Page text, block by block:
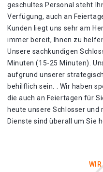
geschultes Personal steht
Verfügung, auch an
Kunden liegt uns sehr am
immer bereit, Ihnen zu
Unsere sachkundigen
Minuten (15-25 Minuten).
aufgrund unserer
behilflich sein. . Wir haben
die auch an Feiertagen für
heute unsere Schlosser und
Dienste sind überall um Sie
WIR